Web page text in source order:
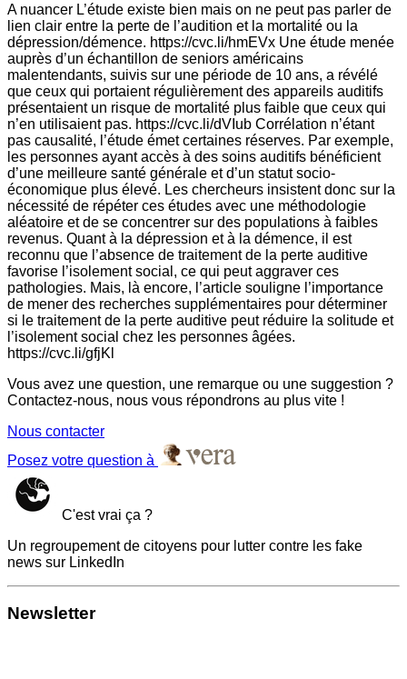
A nuancer L’étude existe bien mais on ne peut pas parler de
lien clair entre la perte de l’audition et la mortalité ou la
dépression/démence. https://cvc.li/hmEVx Une étude menée
auprès d’un échantillon de seniors américains
malentendants, suivis sur une période de 10 ans, a révélé
que ceux qui portaient régulièrement des appareils auditifs
présentaient un risque de mortalité plus faible que ceux qui
n’en utilisaient pas. https://cvc.li/dVIub Corrélation n’étant
pas causalité, l’étude émet certaines réserves. Par exemple,
les personnes ayant accès à des soins auditifs bénéficient
d’une meilleure santé générale et d’un statut socio-
économique plus élevé. Les chercheurs insistent donc sur la
nécessité de répéter ces études avec une méthodologie
aléatoire et de se concentrer sur des populations à faibles
revenus. Quant à la dépression et à la démence, il est
reconnu que l’absence de traitement de la perte auditive
favorise l’isolement social, ce qui peut aggraver ces
pathologies. Mais, là encore, l’article souligne l’importance
de mener des recherches supplémentaires pour déterminer
si le traitement de la perte auditive peut réduire la solitude et
l’isolement social chez les personnes âgées.
https://cvc.li/gfjKl
Vous avez une question, une remarque ou une suggestion ?
Contactez-nous, nous vous répondrons au plus vite !
Nous contacter
Posez votre question à
C'est vrai ça ?
Un regroupement de citoyens pour lutter contre les fake
news sur LinkedIn
Newsletter